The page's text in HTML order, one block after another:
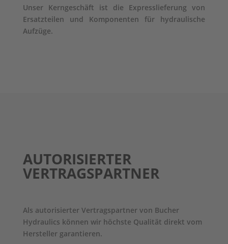
Unser Kerngeschäft ist die Expresslieferung von
Ersatzteilen und Komponenten für hydraulische
Aufzüge.
AUTORISIERTER
VERTRAGSPARTNER
Als autorisierter Vertragspartner von Bucher
Hydraulics können wir höchste Qualität direkt vom
Hersteller garantieren.